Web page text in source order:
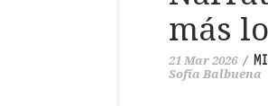
más
21 Mar 2026 /
Sofía Balbuena